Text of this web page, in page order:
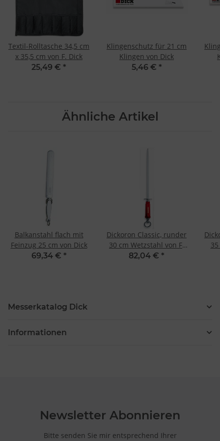
Textil-Rolltasche 34,5 cm
x 35,5 cm von F. Dick
25,49 € *
Klingenschutz für 21 cm
Klingen von Dick
5,46 € *
Ähnliche Artikel
Balkanstahl flach mit
Feinzug 25 cm von Dick
69,34 € *
Dickoron Classic, runder
30 cm Wetzstahl von F.
Dick
82,04 € *
Messerkatalog Dick
Informationen
Newsletter Abonnieren
Bitte senden Sie mir entsprechend Ihrer
Endgeräteeigenschaften zur Identifikation aktiv abfragen